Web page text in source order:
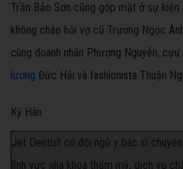
Trần Bảo Sơn cũng góp mặt ở sự kiện
không chào hỏi vợ cũ Trương Ngọc
cùng doanh nhân Phượng Nguyễn,
lương Đức Hải và fashionista Thuận
Kỳ Hân
Jet Dentist có đội ngũ y bác sĩ
lĩnh vực nha khoa thẩm mỹ, dịch vụ